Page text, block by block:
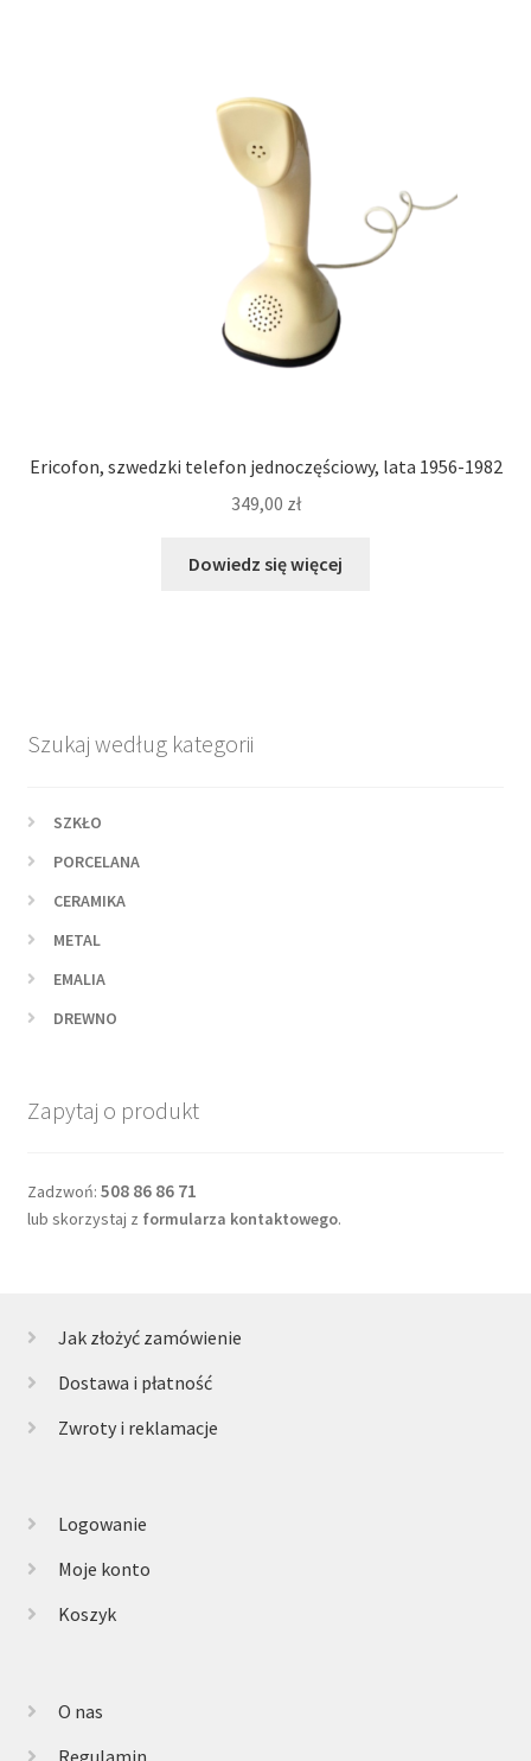
Ericofon, szwedzki telefon jednoczęściowy, lata 1956-1982
349,00 zł
Dowiedz się więcej
Szukaj według kategorii
SZKŁO
PORCELANA
CERAMIKA
METAL
EMALIA
DREWNO
Zapytaj o produkt
Zadzwoń: 508 86 86 71
lub skorzystaj z formularza kontaktowego.
Jak złożyć zamówienie
Dostawa i płatność
Zwroty i reklamacje
Logowanie
Moje konto
Koszyk
O nas
Regulamin